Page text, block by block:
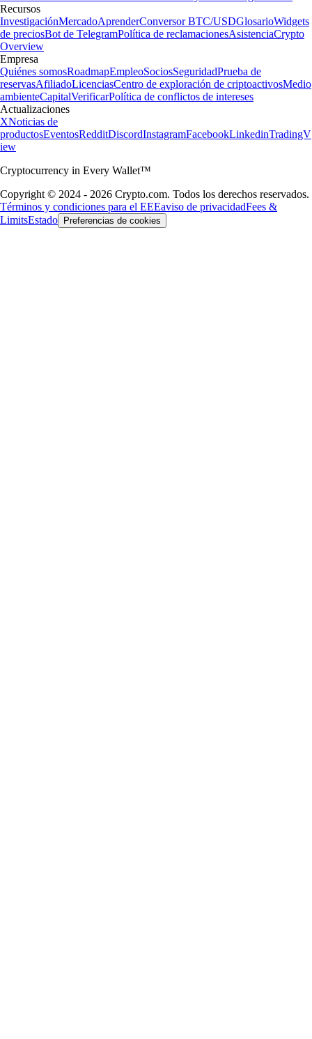
Recursos
InvestigaciónMercadoAprenderConversor BTC/USDGlosarioWidgets
de preciosBot de TelegramPolítica de reclamacionesAsistenciaCrypto
Overview
Empresa
Quiénes somosRoadmapEmpleoSociosSeguridadPrueba de
reservasAfiliadoLicenciasCentro de exploración de criptoactivosMedio
ambienteCapitalVerificarPolítica de conflictos de intereses
Actualizaciones
XNoticias de
productosEventosRedditDiscordInstagramFacebookLinkedinTradingV
iew
Cryptocurrency in Every Wallet™
Copyright © 2024 - 2026 Crypto.com. Todos los derechos reservados.
Términos y condiciones para el EEEaviso de privacidadFees &
LimitsEstado Preferencias de cookies